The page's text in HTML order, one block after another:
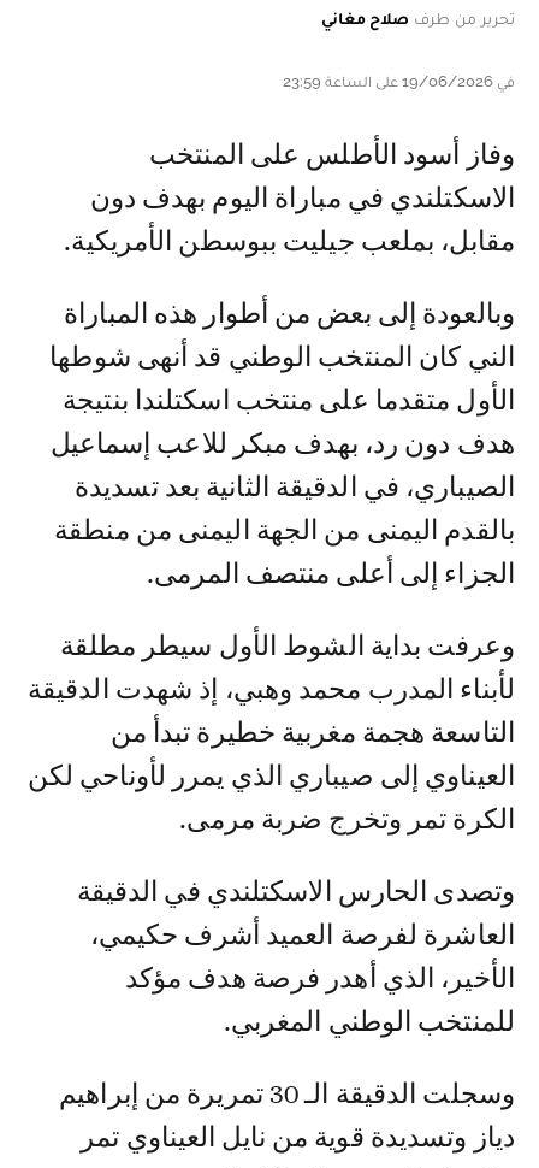
تحرير من طرف صلاح مغاني
في 19/06/2026 على الساعة 23:59
وفاز أسود الأطلس على المنتخب
الاسكتلندي في مباراة اليوم بهدف دون
مقابل، بملعب جيليت ببوسطن الأمريكية.
وبالعودة إلى بعض من أطوار هذه المباراة
الني كان المنتخب الوطني قد أنهى شوطها
الأول متقدما على منتخب اسكتلندا بنتيجة
هدف دون رد، بهدف مبكر للاعب إسماعيل
الصيباري، في الدقيقة الثانية بعد تسديدة
بالقدم اليمنى من الجهة اليمنى من منطقة
الجزاء إلى أعلى منتصف المرمى.
وعرفت بداية الشوط الأول سيطر مطلقة
لأبناء المدرب محمد وهبي، إذ شهدت الدقيقة
التاسعة هجمة مغربية خطيرة تبدأ من
العيناوي إلى صيباري الذي يمرر لأوناحي لكن
الكرة تمر وتخرج ضربة مرمى.
وتصدى الحارس الاسكتلندي في الدقيقة
العاشرة لفرصة العميد أشرف حكيمي،
الأخير، الذي أهدر فرصة هدف مؤكد
للمنتخب الوطني المغربي.
وسجلت الدقيقة الـ 30 تمريرة من إبراهيم
دياز وتسديدة قوية من نايل العيناوي تمر